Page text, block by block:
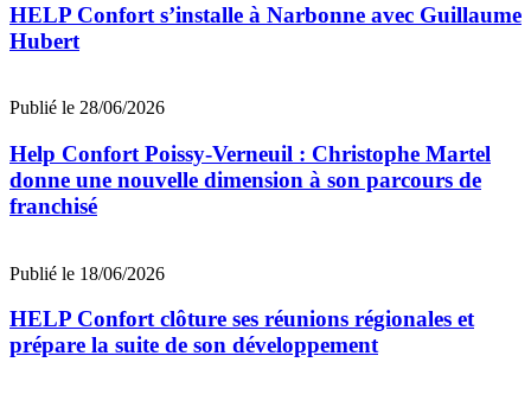
HELP Confort s’installe à Narbonne avec Guillaume
Hubert
Publié le 28/06/2026
Help Confort Poissy-Verneuil : Christophe Martel
donne une nouvelle dimension à son parcours de
franchisé
Publié le 18/06/2026
HELP Confort clôture ses réunions régionales et
prépare la suite de son développement